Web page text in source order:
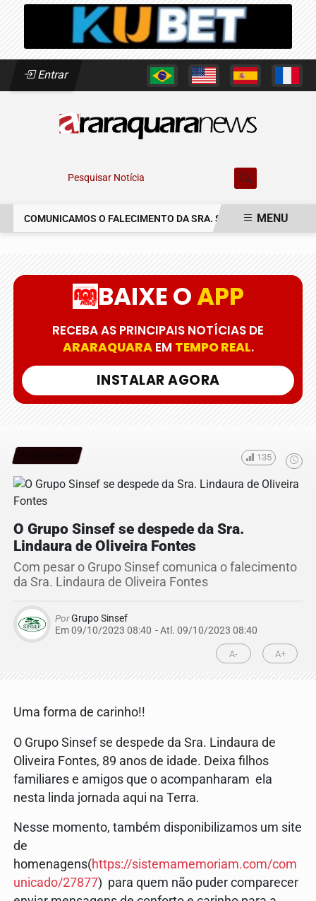
Entrar
Pesquisar Notícia
COMUNICAMOS O FALECIMENTO DA SRA. SUSETE SILVIAMENU
BAIXE OAPP
RECEBA AS PRINCIPAIS NOTÍCIAS DE
ARARAQUARAEM TEMPO REAL.
INSTALAR AGORA
135
O Grupo Sinsef se despede da Sra.
Lindaura de Oliveira Fontes
Com pesar o Grupo Sinsef comunica o falecimento
da Sra. Lindaura de Oliveira Fontes
PorGrupo Sinsef
Em 09/10/2023 08:40 - Atl. 09/10/2023 08:40
A- A+
Uma forma de carinho!!
O Grupo Sinsef se despede da Sra. Lindaura de
Oliveira Fontes, 89 anos de idade. Deixa filhos
familiares e amigos que o acompanharam ela
nesta linda jornada aqui na Terra.
Nesse momento, também disponibilizamos um site
de
homenagens(https://sistemamemoriam.com/com
unicado/27877) para quem não puder comparecer